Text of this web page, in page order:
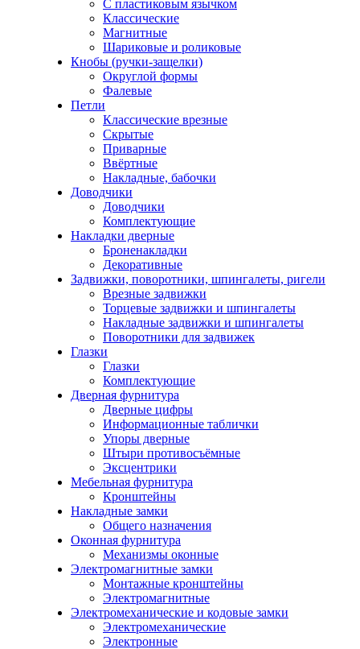
С пластиковым язычком
Классические
Магнитные
Шариковые и роликовые
Кнобы (ручки-защелки)
Округлой формы
Фалевые
Петли
Классические врезные
Скрытые
Приварные
Ввёртные
Накладные, бабочки
Доводчики
Доводчики
Комплектующие
Накладки дверные
Броненакладки
Декоративные
Задвижки, поворотники, шпингалеты, ригели
Врезные задвижки
Торцевые задвижки и шпингалеты
Накладные задвижки и шпингалеты
Поворотники для задвижек
Глазки
Глазки
Комплектующие
Дверная фурнитура
Дверные цифры
Информационные таблички
Упоры дверные
Штыри противосъёмные
Эксцентрики
Мебельная фурнитура
Кронштейны
Накладные замки
Общего назначения
Оконная фурнитура
Механизмы оконные
Электромагнитные замки
Монтажные кронштейны
Электромагнитные
Электромеханические и кодовые замки
Электромеханические
Электронные